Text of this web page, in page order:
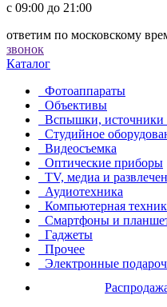
c 09:00 до 21:00
ответим по московскому
звонок
Каталог
Фотоаппараты
Объективы
Вспышки, источники
Студийное
Видеосъемка
Оптические приборы
TV, медиа и
Аудиотехника
Компьютерная
Смартфоны и
Гаджеты
Прочее
Электронные